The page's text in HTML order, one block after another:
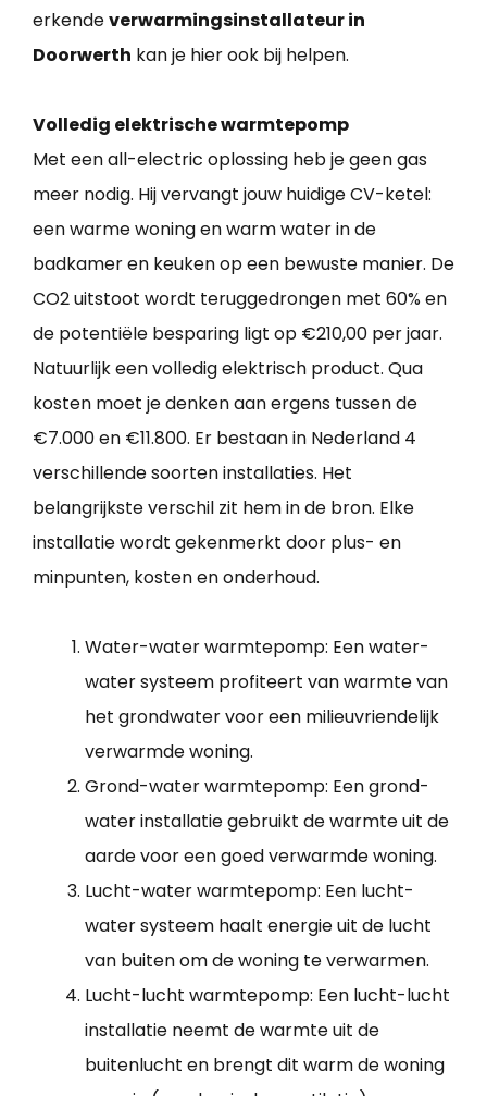
erkendeverwarmingsinstallateur in
Doorwerth kan je hier ook bij helpen.
Volledig elektrische warmtepomp
Met een all-electric oplossing heb je geen gas
meer nodig. Hij vervangt jouw huidige CV-ketel:
een warme woning en warm water in de
badkamer en keuken op een bewuste manier. De
CO2 uitstoot wordt teruggedrongen met 60% en
de potentiële besparing ligt op €210,00 per jaar.
Natuurlijk een volledig elektrisch product. Qua
kosten moet je denken aan ergens tussen de
€7.000 en €11.800. Er bestaan in Nederland 4
verschillende soorten installaties. Het
belangrijkste verschil zit hem in de bron. Elke
installatie wordt gekenmerkt door plus- en
minpunten, kosten en onderhoud.
Water-water warmtepomp: Een water-
water systeem profiteert van warmte van
het grondwater voor een milieuvriendelijk
verwarmde woning.
Grond-water warmtepomp: Een grond-
water installatie gebruikt de warmte uit de
aarde voor een goed verwarmde woning.
Lucht-water warmtepomp: Een lucht-
water systeem haalt energie uit de lucht
van buiten om de woning te verwarmen.
Lucht-lucht warmtepomp: Een lucht-lucht
installatie neemt de warmte uit de
buitenlucht en brengt dit warm de woning